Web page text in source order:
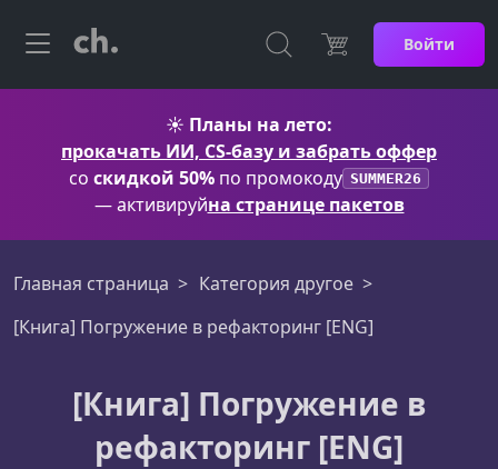
Войти
☀️ Планы на лето:
прокачать ИИ, CS-базу и забрать оффер
со скидкой 50% по промокоду SUMMER26
— активируйна странице пакетов
Главная страница
Категория другое
[Книга] Погружение в рефакторинг [ENG]
[Книга] Погружение в
рефакторинг [ENG]